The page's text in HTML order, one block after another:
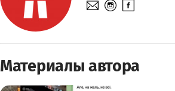
Материалы автора